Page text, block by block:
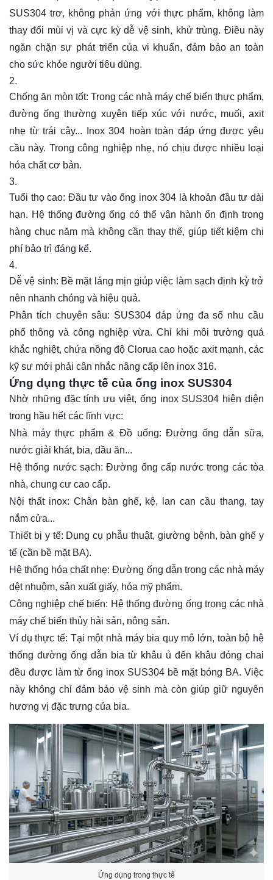
SUS304 trơ, không phản ứng với thực phẩm, không làm
thay đổi mùi vị và cực kỳ dễ vệ sinh, khử trùng. Điều này
ngăn chặn sự phát triển của vi khuẩn, đảm bảo an toàn
cho sức khỏe người tiêu dùng.
Chống ăn mòn tốt: Trong các nhà máy chế biến thực phẩm,
đường ống thường xuyên tiếp xúc với nước, muối, axit
nhẹ từ trái cây... Inox 304 hoàn toàn đáp ứng được yêu
cầu này. Trong công nghiệp nhẹ, nó chịu được nhiều loại
hóa chất cơ bản.
Tuổi thọ cao: Đầu tư vào ống inox 304 là khoản đầu tư dài
hạn. Hệ thống đường ống có thể vận hành ổn định trong
hàng chục năm mà không cần thay thế, giúp tiết kiệm chi
phí bảo trì đáng kể.
Dễ vệ sinh: Bề mặt láng mịn giúp việc làm sạch định kỳ trở
nên nhanh chóng và hiệu quả.
Phân tích chuyên sâu: SUS304 đáp ứng đa số nhu cầu
phổ thông và công nghiệp vừa. Chỉ khi môi trường quá
khắc nghiệt, chứa nồng độ Clorua cao hoặc axit mạnh, các
kỹ sư mới phải cân nhắc nâng cấp lên inox 316.
Ứng dụng thực tế của ống inox SUS304
Nhờ những đặc tính ưu việt, ống inox SUS304 hiện diện
trong hầu hết các lĩnh vực:
Nhà máy thực phẩm & Đồ uống: Đường ống dẫn sữa,
nước giải khát, bia, dầu ăn...
Hệ thống nước sạch: Đường ống cấp nước trong các tòa
nhà, chung cư cao cấp.
Nội thất inox: Chân bàn ghế, kệ, lan can cầu thang, tay
nắm cửa...
Thiết bị y tế: Dụng cụ phẫu thuật, giường bệnh, bàn ghế y
tế (cần bề mặt BA).
Hệ thống hóa chất nhẹ: Đường ống dẫn trong các nhà máy
dệt nhuộm, sản xuất giấy, hóa mỹ phẩm.
Công nghiệp chế biến: Hệ thống đường ống trong các nhà
máy chế biến thủy hải sản, nông sản.
Ví dụ thực tế: Tại một nhà máy bia quy mô lớn, toàn bộ hệ
thống đường ống dẫn bia từ khâu ủ đến khâu đóng chai
đều được làm từ ống inox SUS304 bề mặt bóng BA. Việc
này không chỉ đảm bảo vệ sinh mà còn giúp giữ nguyên
hương vị đặc trưng của bia.
Ứng dụng trong thực tế